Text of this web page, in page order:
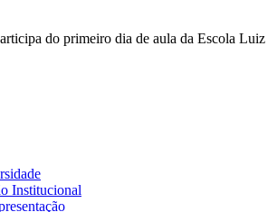
do primeiro dia de aula da Escola Luiz
Institucional